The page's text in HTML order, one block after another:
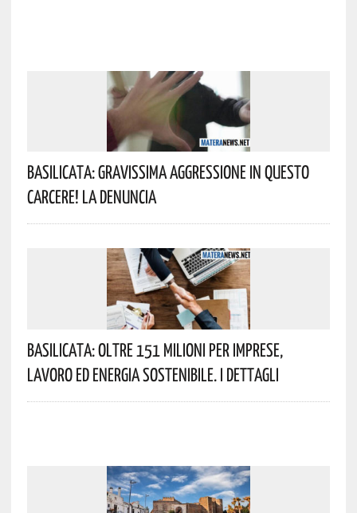
Basilicata: Gravissima Aggressione In Questo
Carcere! La Denuncia
Basilicata: Oltre 151 Milioni Per Imprese,
Lavoro Ed Energia Sostenibile. I Dettagli